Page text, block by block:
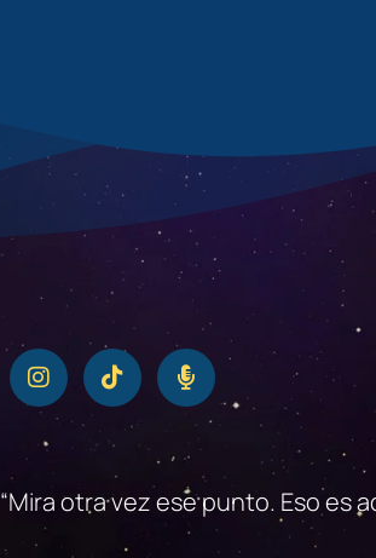
“Mira otra vez ese punto. Eso es